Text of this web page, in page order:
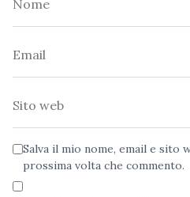
Salva il mio nome, email e sito
prossima volta che commento.